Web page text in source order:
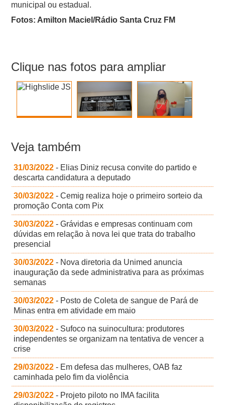
municipal ou estadual.
Fotos: Amilton Maciel/Rádio Santa Cruz FM
Clique nas fotos para ampliar
Veja também
31/03/2022 - Elias Diniz recusa convite do partido e
descarta candidatura a deputado
30/03/2022 - Cemig realiza hoje o primeiro sorteio da
promoção Conta com Pix
30/03/2022 - Grávidas e empresas continuam com
dúvidas em relação à nova lei que trata do trabalho
presencial
30/03/2022 - Nova diretoria da Unimed anuncia
inauguração da sede administrativa para as próximas
semanas
30/03/2022 - Posto de Coleta de sangue de Pará de
Minas entra em atividade em maio
30/03/2022 - Sufoco na suinocultura: produtores
independentes se organizam na tentativa de vencer a
crise
29/03/2022 - Em defesa das mulheres, OAB faz
caminhada pelo fim da violência
29/03/2022 - Projeto piloto no IMA facilita